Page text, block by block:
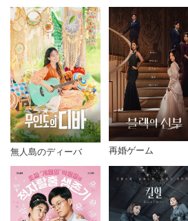
無人島のディーバ 再婚ゲーム